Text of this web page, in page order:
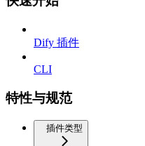
Dify 插件
CLI
特性与规范
插件类型